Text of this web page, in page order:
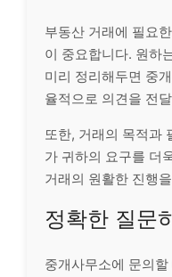
부동산 거래에 필요한
이 중요합니다. 원하
미리 정리해두면 중
율적으로 의견을 전
또한, 거래의 목적과
가 귀하의 요구를 더
거래의 원활한 진행
정확한 질문
중개사무소에 문의